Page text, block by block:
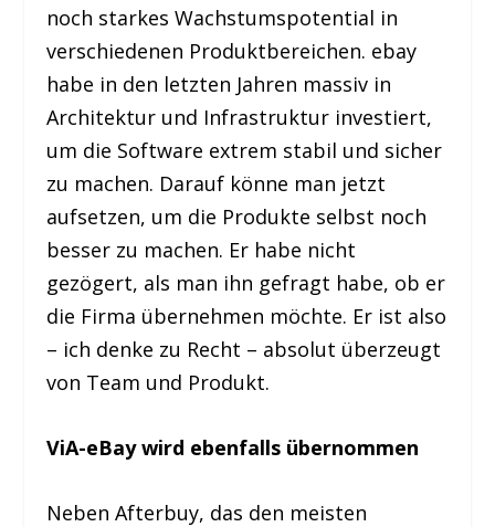
noch starkes Wachstumspotential in
verschiedenen Produktbereichen. ebay
habe in den letzten Jahren massiv in
Architektur und Infrastruktur investiert,
um die Software extrem stabil und sicher
zu machen. Darauf könne man jetzt
aufsetzen, um die Produkte selbst noch
besser zu machen. Er habe nicht
gezögert, als man ihn gefragt habe, ob er
die Firma übernehmen möchte. Er ist also
– ich denke zu Recht – absolut überzeugt
von Team und Produkt.
ViA-eBay wird ebenfalls übernommen
Neben Afterbuy, das den meisten